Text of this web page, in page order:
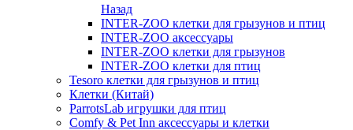
Назад
INTER-ZOO клетки для грызунов и птиц
INTER-ZOO аксессуары
INTER-ZOO клетки для грызунов
INTER-ZOO клетки для птиц
Tesoro клетки для грызунов и птиц
Клетки (Китай)
ParrotsLab игрушки для птиц
Comfy & Pet Inn аксессуары и клетки